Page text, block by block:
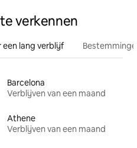
verkennen
een lang verblijf
Barcelona
Verblijven van een maand
Athene
Verblijven van een maand